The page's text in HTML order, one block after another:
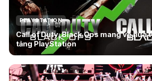
PLAYSTATION
Call of Duty: Black Ops mang về nửa
tảng PlayStation